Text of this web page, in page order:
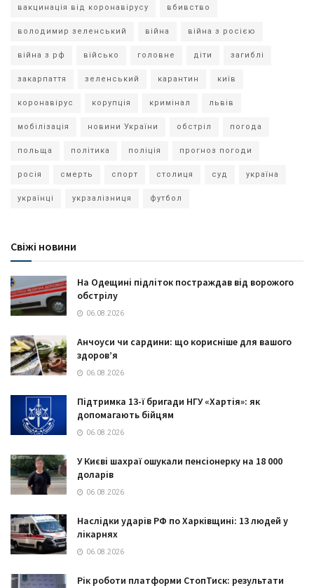
вакцинація від коронавірусу вбивство
володимир зеленський війна війна з росією
війна з рф військо головне діти загиблі
закарпаття зеленський карантин київ
коронавірус корупція кримінал львів
мобілізація новини України обстріл погода
польща політика поліція прогноз погоди
росія смерть спорт столиця суд україна
українці укрзалізниця футбол
Свіжі новини
На Одещині підліток постраждав від ворожого
обстрілу
06.08.2026
Анчоуси чи сардини: що корисніше для вашого
здоров’я
06.08.2026
Підтримка 13-ї бригади НГУ «Хартія»: як
допомагають бійцям
06.08.2026
У Києві шахраї ошукали пенсіонерку на 18 000
доларів
06.08.2026
Наслідки ударів РФ по Харківщині: 13 людей у
лікарнях
06.08.2026
Рік роботи платформи СтопТиск: результати